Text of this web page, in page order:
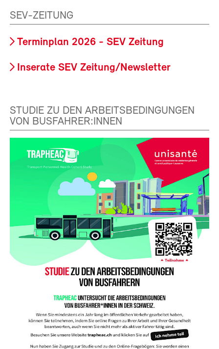
SEV-ZEITUNG
Terminplan 2026 - SEV Zeitung
Inserate SEV Zeitung/Newsletter
STUDIE ZU DEN ARBEITSBEDINGUNGEN
VON BUSFAHRER:INNEN